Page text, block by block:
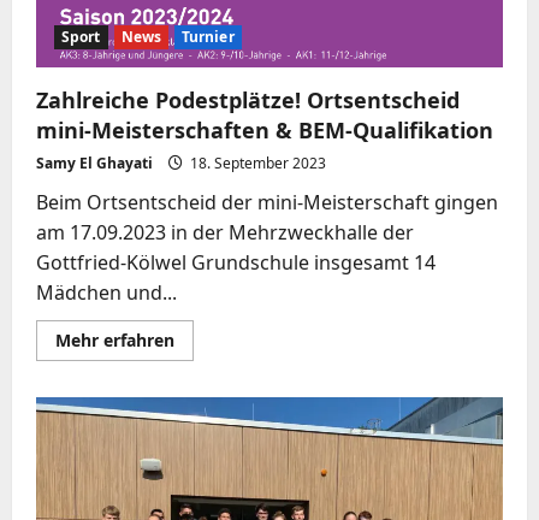
anderen
Blickwinkel
erleben…
Sport News Turnier
Zahlreiche Podestplätze! Ortsentscheid
mini-Meisterschaften & BEM-Qualifikation
Samy El Ghayati 18. September 2023
Beim Ortsentscheid der mini-Meisterschaft gingen
am 17.09.2023 in der Mehrzweckhalle der
Gottfried-Kölwel Grundschule insgesamt 14
Mädchen und...
Mehr erfahrenMehr
Informationen
Podestplätze!
Ortsentscheid
Meisterschaften
BEM-
Qualifikation